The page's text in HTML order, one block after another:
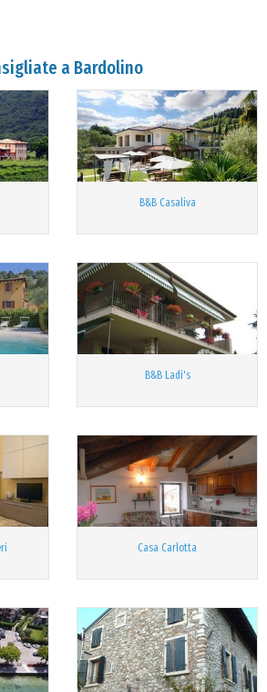
a Bardolino
B&B Casaliva
B&B Ladi's
Casa Carlotta